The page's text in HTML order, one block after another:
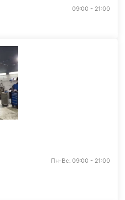
09:00 - 21:00
Пн-Вс: 09:00 - 21:00